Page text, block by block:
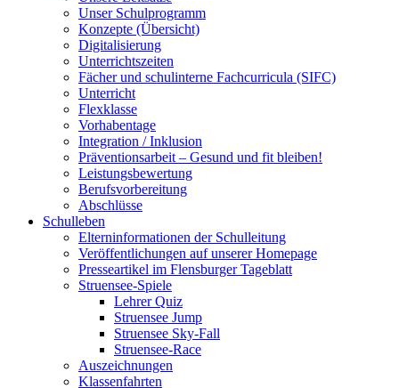
Unser Schulprogramm
Konzepte (Übersicht)
Digitalisierung
Unterrichtszeiten
Fächer und schulinterne Fachcurricula (SIFC)
Unterricht
Flexklasse
Vorhabentage
Integration / Inklusion
Präventionsarbeit – Gesund und fit bleiben!
Leistungsbewertung
Berufsvorbereitung
Abschlüsse
Schulleben
Elterninformationen der Schulleitung
Veröffentlichungen auf unserer Homepage
Presseartikel im Flensburger Tageblatt
Struensee-Spiele
Lehrer Quiz
Struensee Jump
Struensee Sky-Fall
Struensee-Race
Auszeichnungen
Klassenfahrten